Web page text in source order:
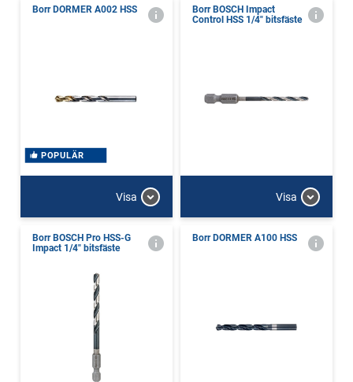
Borr DORMER A002 HSS
POPULÄR
Visa
Borr BOSCH Impact
Control HSS 1/4" bitsfäste
Visa
Borr BOSCH Pro HSS-G
Impact 1/4" bitsfäste
Borr DORMER A100 HSS